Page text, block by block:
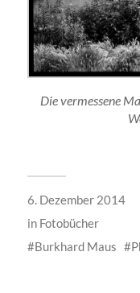
Die vermessene
6. Dezember 2014
in Fotobücher
Burkhard Maus